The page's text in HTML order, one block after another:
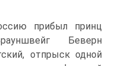
прибыл принц
Беверн
отпрыск одной